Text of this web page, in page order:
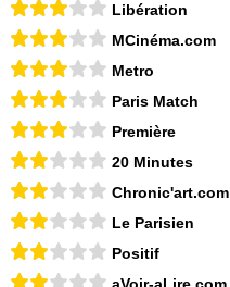
Libération
MCinéma.com
Metro
Paris Match
Première
20 Minutes
Chronic'art.com
Le Parisien
Positif